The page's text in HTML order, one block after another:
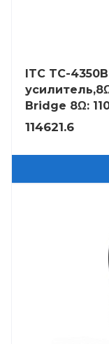
ITC TC-
Bridge 8Ω:
114621.6